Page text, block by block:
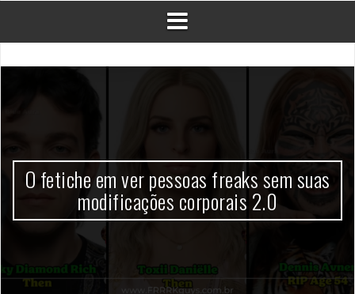
O fetiche em ver pessoas freaks sem suas
modificações corporais 2.0